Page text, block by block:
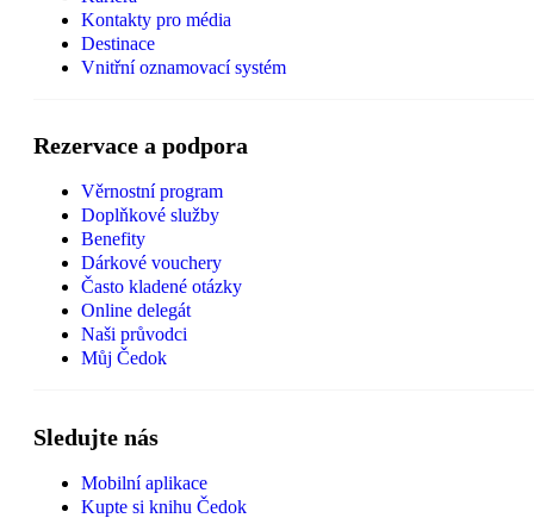
Kontakty pro média
Destinace
Vnitřní oznamovací systém
Rezervace a podpora
Věrnostní program
Doplňkové služby
Benefity
Dárkové vouchery
Často kladené otázky
Online delegát
Naši průvodci
Můj Čedok
Sledujte nás
Mobilní aplikace
Kupte si knihu Čedok